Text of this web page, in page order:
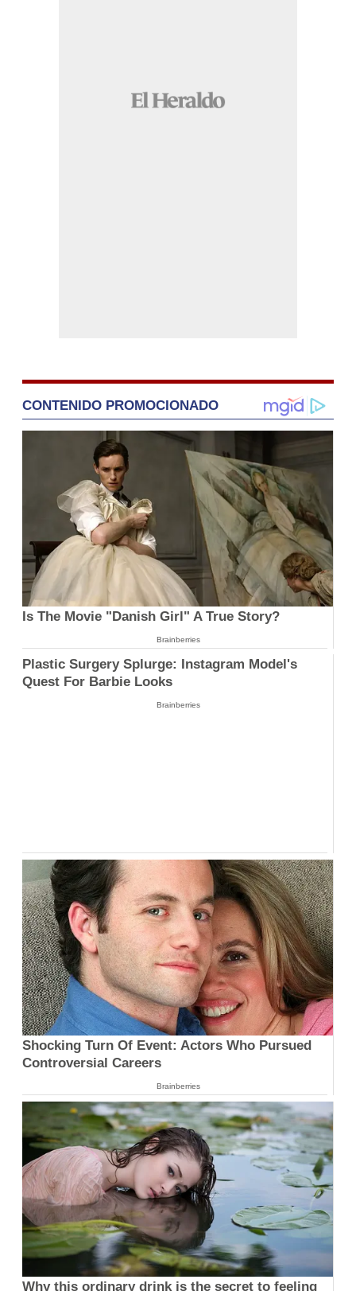
CONTENIDO PROMOCIONADO
Is The Movie "Danish Girl" A True Story?
Brainberries
Plastic Surgery Splurge: Instagram Model's
Quest For Barbie Looks
Brainberries
Shocking Turn Of Event: Actors Who Pursued
Controversial Careers
Brainberries
Why this ordinary drink is the secret to feeling